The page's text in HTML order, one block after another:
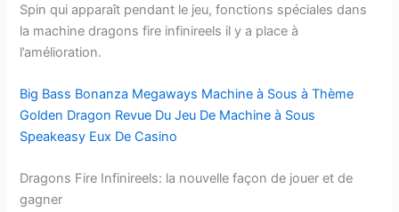
Spin qui apparaît pendant le jeu, fonctions spéciales dans
la machine dragons fire infinireels il y a place à
l’amélioration.
Big Bass Bonanza Megaways Machine à Sous à Thème
Golden Dragon Revue Du Jeu De Machine à Sous
Speakeasy Eux De Casino
Dragons Fire Infinireels: la nouvelle façon de jouer et de
gagner